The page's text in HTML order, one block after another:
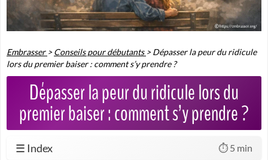
Embrasser >Conseils pour débutants >Dépasser la peur du ridicule
lors du premier baiser : comment s’y prendre ?
Dépasser la peur du ridicule lors du
premier baiser : comment s’y prendre ?
☰ Index ⏱️ 5 min